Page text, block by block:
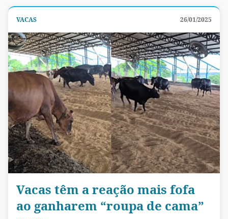
VACAS 26/01/2025
Vacas têm a reação mais fofa
ao ganharem “roupa de cama”